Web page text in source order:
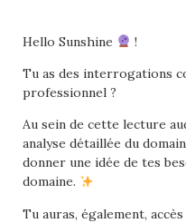
Hello Sunshine
!
Tu as des interrogations
professionnel ?
Au sein de cette lecture
analyse détaillée du
donner une idée de tes
domaine.
Tu auras, également,